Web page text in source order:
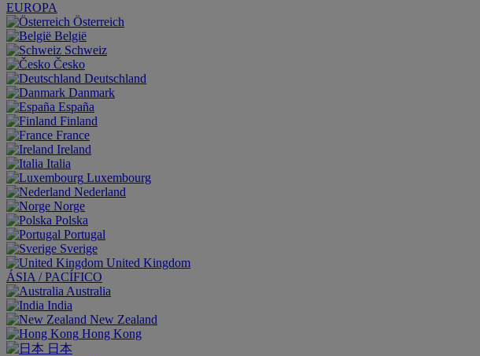
EUROPA
Österreich
België
Schweiz
Česko
Deutschland
Danmark
España
Finland
France
Ireland
Italia
Luxembourg
Nederland
Norge
Polska
Portugal
Sverige
United Kingdom
ÁSIA / PACÍFICO
Australia
India
New Zealand
Hong Kong
日本